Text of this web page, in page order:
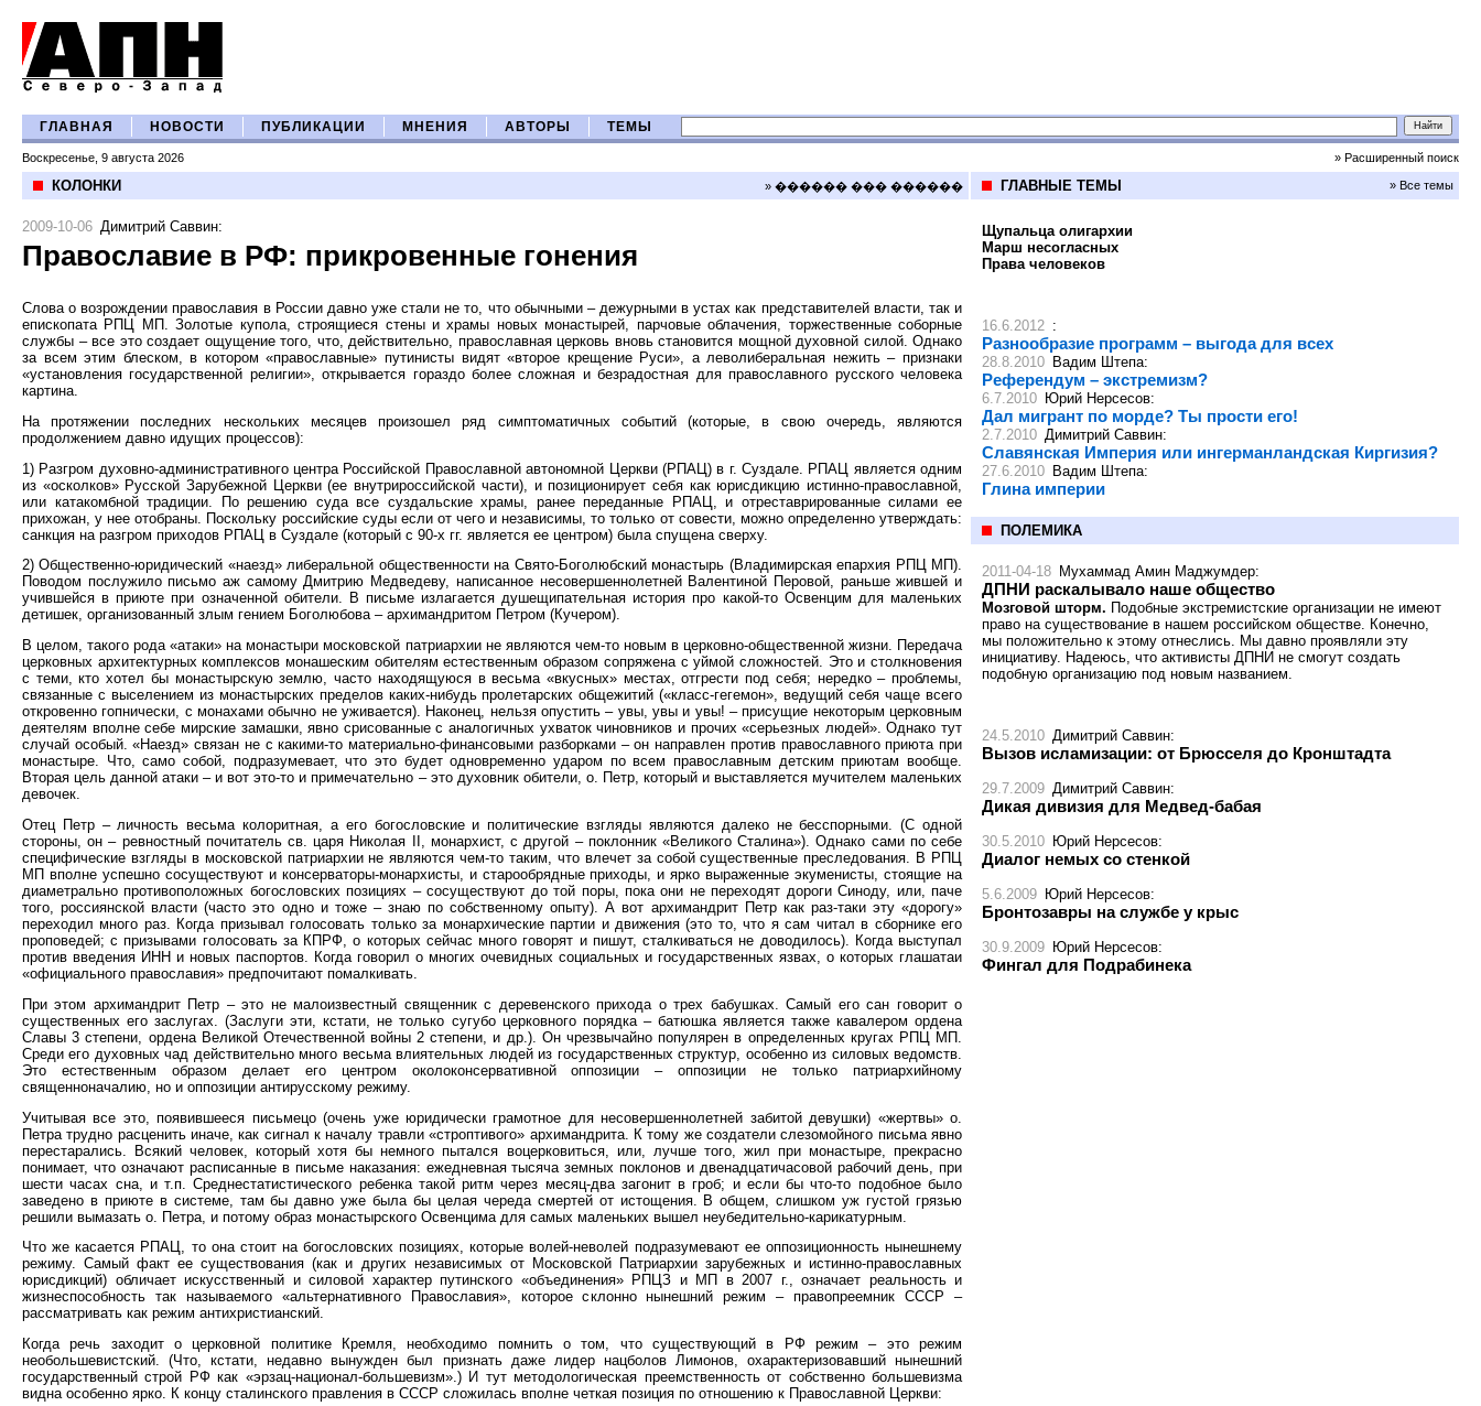
ГЛАВНАЯ НОВОСТИ ПУБЛИКАЦИИ МНЕНИЯ АВТОРЫ ТЕМЫ
Воскресенье, 9 августа 2026 » Расширенный поиск
КОЛОНКИ » ������ ��� ������
2009-10-06 Димитрий Саввин:
Православие в РФ: прикровенные гонения
Слова о возрождении православия в России давно уже стали не то, что обычными – дежурными в устах как представителей власти, так и
епископата РПЦ МП. Золотые купола, строящиеся стены и храмы новых монастырей, парчовые облачения, торжественные соборные
службы – все это создает ощущение того, что, действительно, православная церковь вновь становится мощной духовной силой. Однако
за всем этим блеском, в котором «православные» путинисты видят «второе крещение Руси», а леволиберальная нежить – признаки
«установления государственной религии», открывается гораздо более сложная и безрадостная для православного русского человека
картина.
На протяжении последних нескольких месяцев произошел ряд симптоматичных событий (которые, в свою очередь, являются
продолжением давно идущих процессов):
1) Разгром духовно-административного центра Российской Православной автономной Церкви (РПАЦ) в г. Суздале. РПАЦ является одним
из «осколков» Русской Зарубежной Церкви (ее внутрироссийской части), и позиционирует себя как юрисдикцию истинно-православной,
или катакомбной традиции. По решению суда все суздальские храмы, ранее переданные РПАЦ, и отреставрированные силами ее
прихожан, у нее отобраны. Поскольку российские суды если от чего и независимы, то только от совести, можно определенно утверждать:
санкция на разгром приходов РПАЦ в Суздале (который с 90-х гг. является ее центром) была спущена сверху.
2) Общественно-юридический «наезд» либеральной общественности на Свято-Боголюбский монастырь (Владимирская епархия РПЦ МП).
Поводом послужило письмо аж самому Дмитрию Медведеву, написанное несовершеннолетней Валентиной Перовой, раньше жившей и
учившейся в приюте при означенной обители. В письме излагается душещипательная история про какой-то Освенцим для маленьких
детишек, организованный злым гением Боголюбова – архимандритом Петром (Кучером).
В целом, такого рода «атаки» на монастыри московской патриархии не являются чем-то новым в церковно-общественной жизни. Передача
церковных архитектурных комплексов монашеским обителям естественным образом сопряжена с уймой сложностей. Это и столкновения
с теми, кто хотел бы монастырскую землю, часто находящуюся в весьма «вкусных» местах, отгрести под себя; нередко – проблемы,
связанные с выселением из монастырских пределов каких-нибудь пролетарских общежитий («класс-гегемон», ведущий себя чаще всего
откровенно гопнически, с монахами обычно не уживается). Наконец, нельзя опустить – увы, увы и увы! – присущие некоторым церковным
деятелям вполне себе мирские замашки, явно срисованные с аналогичных ухваток чиновников и прочих «серьезных людей». Однако тут
случай особый. «Наезд» связан не c какими-то материально-финансовыми разборками – он направлен против православного приюта при
монастыре. Что, само собой, подразумевает, что это будет одновременно ударом по всем православным детским приютам вообще.
Вторая цель данной атаки – и вот это-то и примечательно – это духовник обители, о. Петр, который и выставляется мучителем маленьких
девочек.
Отец Петр – личность весьма колоритная, а его богословские и политические взгляды являются далеко не бесспорными. (С одной
стороны, он – ревностный почитатель св. царя Николая II, монархист, с другой – поклонник «Великого Сталина»). Однако сами по себе
специфические взгляды в московской патриархии не являются чем-то таким, что влечет за собой существенные преследования. В РПЦ
МП вполне успешно сосуществуют и консерваторы-монархисты, и старообрядные приходы, и ярко выраженные экуменисты, стоящие на
диаметрально противоположных богословских позициях – сосуществуют до той поры, пока они не переходят дороги Синоду, или, паче
того, россиянской власти (часто это одно и тоже – знаю по собственному опыту). А вот архимандрит Петр как раз-таки эту «дорогу»
переходил много раз. Когда призывал голосовать только за монархические партии и движения (это то, что я сам читал в сборнике его
проповедей; с призывами голосовать за КПРФ, о которых сейчас много говорят и пишут, сталкиваться не доводилось). Когда выступал
против введения ИНН и новых паспортов. Когда говорил о многих очевидных социальных и государственных язвах, о которых глашатаи
«официального православия» предпочитают помалкивать.
При этом архимандрит Петр – это не малоизвестный священник с деревенского прихода о трех бабушках. Самый его сан говорит о
существенных его заслугах. (Заслуги эти, кстати, не только сугубо церковного порядка – батюшка является также кавалером ордена
Славы 3 степени, ордена Великой Отечественной войны 2 степени, и др.). Он чрезвычайно популярен в определенных кругах РПЦ МП.
Среди его духовных чад действительно много весьма влиятельных людей из государственных структур, особенно из силовых ведомств.
Это естественным образом делает его центром околоконсервативной оппозиции – оппозиции не только патриархийному
священноначалию, но и оппозиции антирусскому режиму.
Учитывая все это, появившееся письмецо (очень уже юридически грамотное для несовершеннолетней забитой девушки) «жертвы» о.
Петра трудно расценить иначе, как сигнал к началу травли «строптивого» архимандрита. К тому же создатели слезомойного письма явно
перестарались. Всякий человек, который хотя бы немного пытался воцерковиться, или, лучше того, жил при монастыре, прекрасно
понимает, что означают расписанные в письме наказания: ежедневная тысяча земных поклонов и двенадцатичасовой рабочий день, при
шести часах сна, и т.п. Среднестатистического ребенка такой ритм через месяц-два загонит в гроб; и если бы что-то подобное было
заведено в приюте в системе, там бы давно уже была бы целая череда смертей от истощения. В общем, слишком уж густой грязью
решили вымазать о. Петра, и потому образ монастырского Освенцима для самых маленьких вышел неубедительно-карикатурным.
Что же касается РПАЦ, то она стоит на богословских позициях, которые волей-неволей подразумевают ее оппозиционность нынешнему
режиму. Самый факт ее существования (как и других независимых от Московской Патриархии зарубежных и истинно-православных
юрисдикций) обличает искусственный и силовой характер путинского «объединения» РПЦЗ и МП в 2007 г., означает реальность и
жизнеспособность так называемого «альтернативного Православия», которое склонно нынешний режим – правопреемник СССР –
рассматривать как режим антихристианский.
Когда речь заходит о церковной политике Кремля, необходимо помнить о том, что существующий в РФ режим – это режим
необольшевистский. (Что, кстати, недавно вынужден был признать даже лидер нацболов Лимонов, охарактеризовавший нынешний
государственный строй РФ как «эрзац-национал-большевизм».) И тут методологическая преемственность от собственно большевизма
видна особенно ярко. К концу сталинского правления в СССР сложилась вполне четкая позиция по отношению к Православной Церкви:
ГЛАВНЫЕ ТЕМЫ » Все темы
Щупальца олигархии
Марш несогласных
Права человеков
16.6.2012 :
Разнообразие программ – выгода для всех
28.8.2010 Вадим Штепа:
Референдум – экстремизм?
6.7.2010 Юрий Нерсесов:
Дал мигрант по морде? Ты прости его!
2.7.2010 Димитрий Саввин:
Славянская Империя или ингерманландская Киргизия?
27.6.2010 Вадим Штепа:
Глина империи
ПОЛЕМИКА
2011-04-18 Мухаммад Амин Маджумдер:
ДПНИ раскалывало наше общество
Мозговой шторм. Подобные экстремистские организации не имеют
право на существование в нашем российском обществе. Конечно,
мы положительно к этому отнеслись. Мы давно проявляли эту
инициативу. Надеюсь, что активисты ДПНИ не смогут создать
подобную организацию под новым названием.
24.5.2010 Димитрий Саввин:
Вызов исламизации: от Брюсселя до Кронштадта
29.7.2009 Димитрий Саввин:
Дикая дивизия для Медвед-бабая
30.5.2010 Юрий Нерсесов:
Диалог немых со стенкой
5.6.2009 Юрий Нерсесов:
Бронтозавры на службе у крыс
30.9.2009 Юрий Нерсесов:
Фингал для Подрабинека